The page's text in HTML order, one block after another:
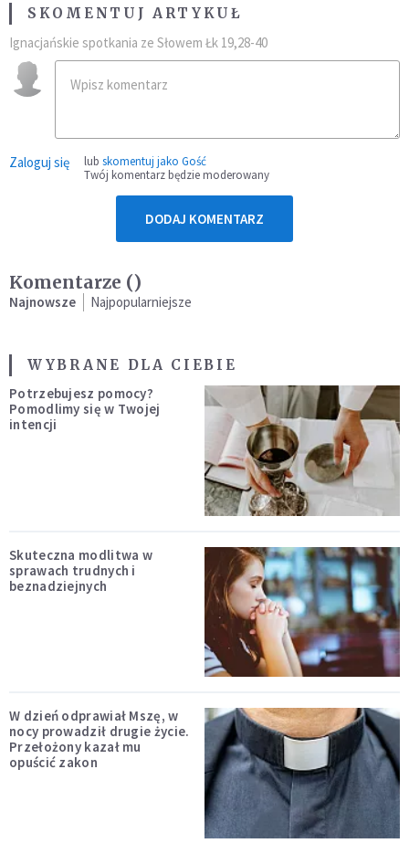
SKOMENTUJ ARTYKUŁ
Ignacjańskie spotkania ze Słowem Łk 19,28-40
Zaloguj się lub skomentuj jako Gość
Twój komentarz będzie moderowany
DODAJ KOMENTARZ
Komentarze ()
Najnowsze Najpopularniejsze
WYBRANE DLA CIEBIE
Potrzebujesz pomocy?
Pomodlimy się w Twojej
intencji
Skuteczna modlitwa w
sprawach trudnych i
beznadziejnych
W dzień odprawiał Mszę, w
nocy prowadził drugie życie.
Przełożony kazał mu
opuścić zakon